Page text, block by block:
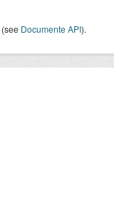
(see Documente API).